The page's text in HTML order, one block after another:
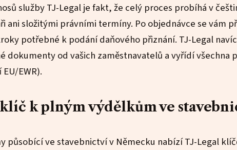
služby TJ-Legal je fakt, že celý proces probíhá v
ani složitými právními termíny. Po objednávce se vám
potřebné k podání daňového přiznání. TJ-Legal
dokumenty od vašich zaměstnavatelů a vyřídí všechna
EWR).
k plným výdělkům ve
působící ve stavebnictví v Německu nabízí TJ-Legal